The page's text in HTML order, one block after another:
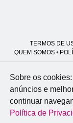
TERMOS DE
QUEM SOMOS •
Melo
Professor José
Sobre os
anúncios e
continuar
Política de